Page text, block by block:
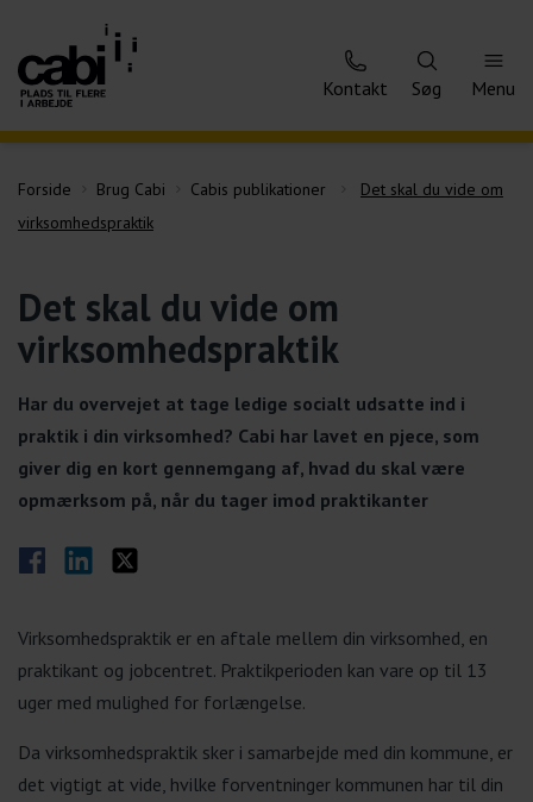
Kontakt Søg Menu
Forside Brug Cabi Cabis publikationer
Det skal du vide om
virksomhedspraktik
Det skal du vide om
virksomhedspraktik
Har du overvejet at tage ledige socialt udsatte ind i
praktik i din virksomhed? Cabi har lavet en pjece, som
giver dig en kort gennemgang af, hvad du skal være
opmærksom på, når du tager imod praktikanter
Del på Facebook
Del på LinkedIn
Del på Twitter
Virksomhedspraktik er en aftale mellem din virksomhed, en
praktikant og jobcentret. Praktikperioden kan vare op til 13
uger med mulighed for forlængelse.
Da virksomhedspraktik sker i samarbejde med din kommune, er
det vigtigt at vide, hvilke forventninger kommunen har til din